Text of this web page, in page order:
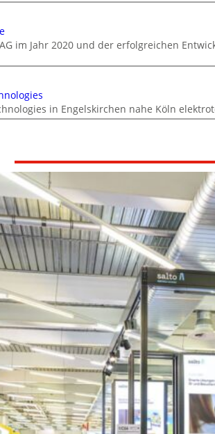
im Jahr 2020 und der erfolgreichen
in Engelskirchen nahe Köln